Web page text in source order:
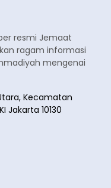
resmi Jemaat
ragam informasi
mengenai
Kecamatan
Jakarta 10130